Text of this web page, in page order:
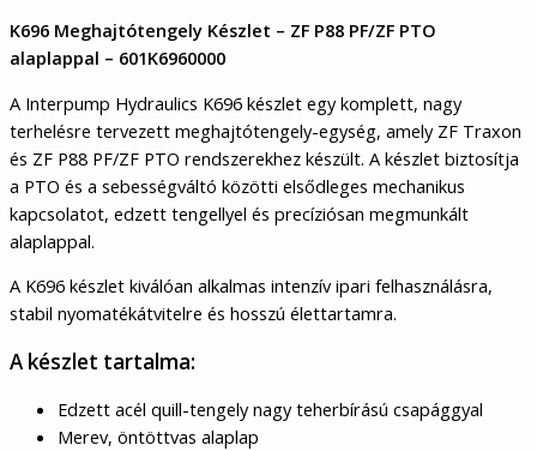
K696 Meghajtótengely Készlet – ZF P88 PF/ZF PTO
alaplappal – 601K6960000
A Interpump Hydraulics K696 készlet egy komplett, nagy
terhelésre tervezett meghajtótengely-egység, amely ZF Traxon
és ZF P88 PF/ZF PTO rendszerekhez készült. A készlet biztosítja
a PTO és a sebességváltó közötti elsődleges mechanikus
kapcsolatot, edzett tengellyel és precíziósan megmunkált
alaplappal.
A K696 készlet kiválóan alkalmas intenzív ipari felhasználásra,
stabil nyomatékátvitelre és hosszú élettartamra.
A készlet tartalma:
Edzett acél quill-tengely nagy teherbírású csapággyal
Merev, öntöttvas alaplap